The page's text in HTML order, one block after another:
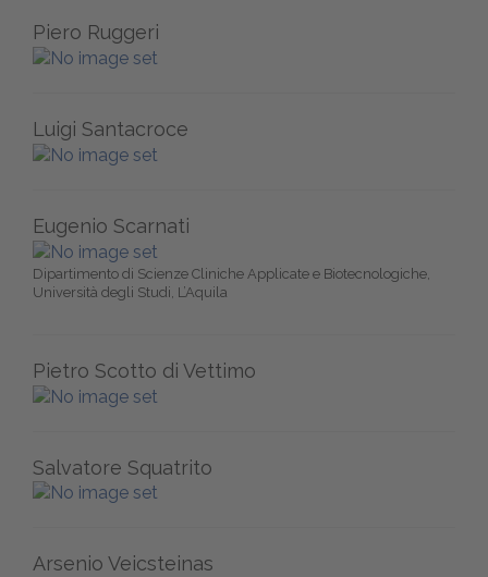
Piero Ruggeri
Luigi Santacroce
Eugenio Scarnati
Dipartimento di Scienze Cliniche Applicate e Biotecnologiche,
Università degli Studi, L’Aquila
Pietro Scotto di Vettimo
Salvatore Squatrito
Arsenio Veicsteinas